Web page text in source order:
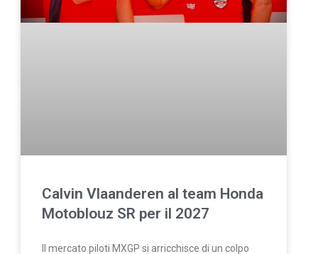
Calvin Vlaanderen al team Honda
Motoblouz SR per il 2027
Il mercato piloti MXGP si arricchisce di un colpo